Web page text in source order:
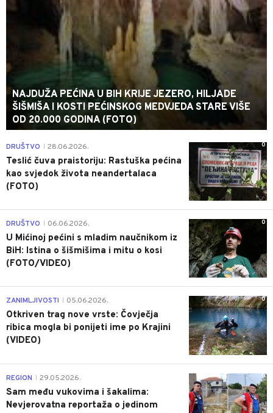
NAJDUŽA PEĆINA U BIH KRIJE JEZERO, HILJADE
ŠIŠMIŠA I KOSTI PEĆINSKOG MEDVJEDA STARE VIŠE
OD 20.000 GODINA (FOTO)
0
DRUŠTVO 28.06.2026.
Teslić čuva praistoriju: Rastuška pećina
kao svjedok života neandertalaca
(FOTO)
0
DRUŠTVO 06.06.2026.
U Mićinoj pećini s mladim naučnikom iz
BiH: Istina o šišmišima i mitu o kosi
(FOTO/VIDEO)
0
ZANIMLJIVOSTI 05.06.2026.
Otkriven trag nove vrste: Čovječja
ribica mogla bi ponijeti ime po Krajini
(VIDEO)
0
REGION 29.05.2026.
Sam među vukovima i šakalima:
Nevjerovatna reportaža o jedinom